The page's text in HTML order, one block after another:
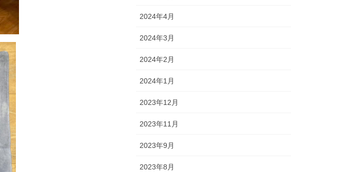
2024年4月
2024年3月
2024年2月
2024年1月
2023年12月
2023年11月
2023年9月
2023年8月